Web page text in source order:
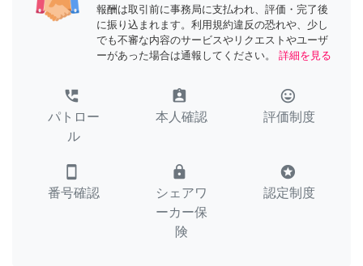
報酬は取引前に事務局に支払われ、評価・完了後
に振り込まれます。利用規約違反の恐れや、少し
でも不審な内容のサービスやリクエストやユーザ
ーがあった場合は通報してください。
詳細を見る
perm_phone_msg
パトロー
ル
assignment_ind
本人確認
tag_faces
評価制度
smartphone
番号確認
lock
シェアワ
ーカー保
険
stars
認定制度